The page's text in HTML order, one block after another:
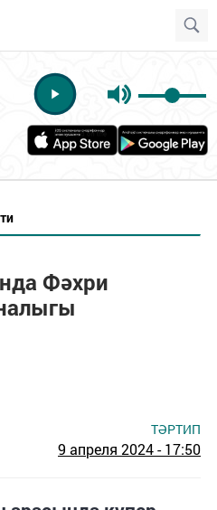
Фәхри
ТӘРТИП
9 апреля 2024 - 17:50